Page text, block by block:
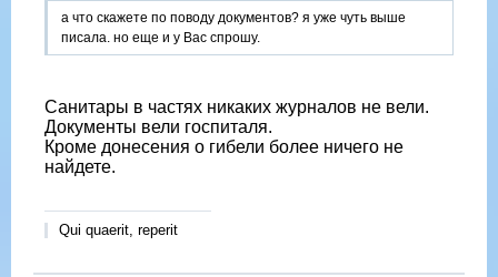
а что скажете по поводу документов? я уже чуть выше
писала. но еще и у Вас спрошу.
Санитары в частях никаких журналов не вели.
Документы вели госпиталя.
Кроме донесения о гибели более ничего не
найдете.
Qui quaerit, reperit